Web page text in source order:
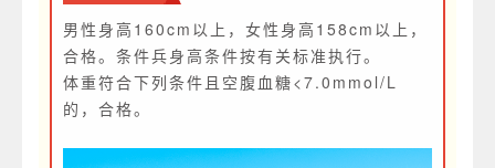
男性身高160cm以上，女性身高158cm以上，
合格。条件兵身高条件按有关标准执行。
体重符合下列条件且空腹血糖<7.0mmol/L
的，合格。